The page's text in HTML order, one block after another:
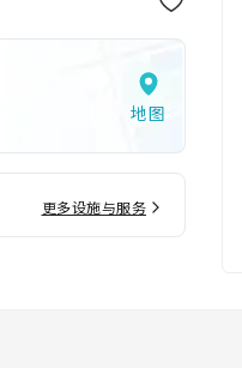
地图
更多设施与服务